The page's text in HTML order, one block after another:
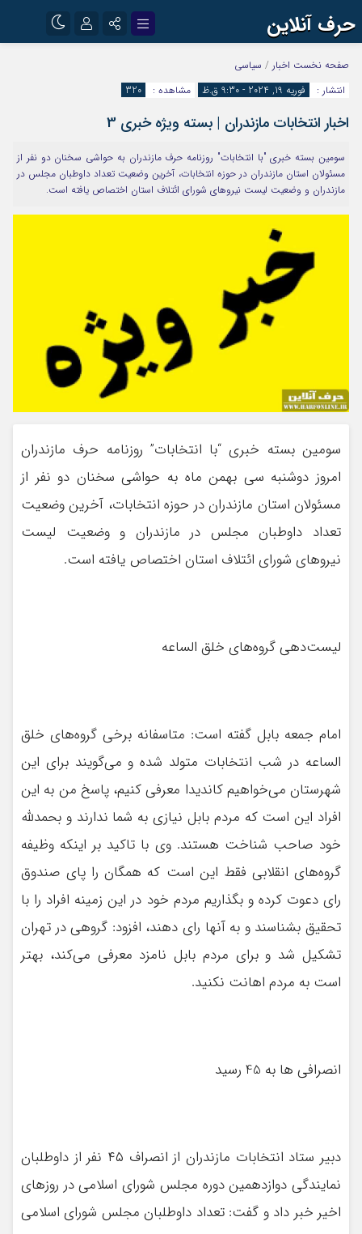
حرف آنلاین
اینستاگرام
آپارات
رمز عبور
مرا به خاطر بسپار
صفحه نخست اخبار / سیاسی
انتشار :
فوریه 19, 2024 - 9:30 ق.ظ مشاهده : 320
اخبار انتخابات مازندران | بسته ویژه خبری 3
سومین بسته خبری "با انتخابات" روزنامه حرف مازندران به حواشی سخنان دو نفر از
مسئولان استان مازندران در حوزه انتخابات، آخرین وضعیت تعداد داوطبان مجلس در
مازندران و وضعیت لیست نیروهای شورای ائتلاف استان اختصاص یافته است.
سومین بسته خبری “با انتخابات” روزنامه حرف مازندران
امروز دوشنبه سی بهمن ماه به حواشی سخنان دو نفر از
مسئولان استان مازندران در حوزه انتخابات، آخرین وضعیت
تعداد داوطبان مجلس در مازندران و وضعیت لیست
نیروهای شورای ائتلاف استان اختصاص یافته است.
لیست‌دهی گروه‌های خلق الساعه
امام جمعه بابل گفته است: متاسفانه برخی گروه‌های خلق
الساعه در شب انتخابات متولد شده و می‌گویند برای این
شهرستان می‌خواهیم کاندیدا معرفی کنیم، پاسخ من به این
افراد این است که مردم بابل نیازی به شما ندارند و بحمدلله
خود صاحب شناخت هستند. وی با تاکید بر اینکه وظیفه
گروه‌های انقلابی فقط این است که همگان را پای صندوق
رای دعوت کرده و بگذاریم مردم خود در این زمینه افراد را با
تحقیق بشناسند و به آنها رای دهند، افزود: گروهی در تهران
تشکیل شد و برای مردم بابل نامزد معرفی می‌کند، بهتر
است به مردم اهانت نکنید.
انصرافی ها به 45 رسید
دبیر ستاد انتخابات مازندران از انصراف ۴۵ نفر از داوطلبان
نمایندگی دوازدهمین دوره مجلس شورای اسلامی در روزهای
اخیر خبر داد و گفت: تعداد داوطلبان مجلس شورای اسلامی